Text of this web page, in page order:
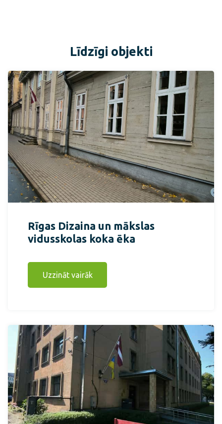
Līdzīgi objekti
Rīgas Dizaina un mākslas
vidusskolas koka ēka
Uzzināt vairāk